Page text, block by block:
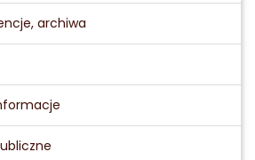
archiwa